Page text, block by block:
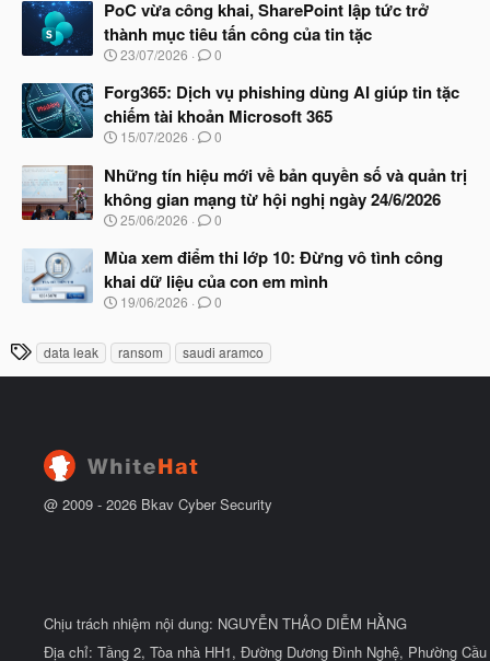
đ
ầ
u
à
b
ắ
đ
ầ
u
PoC vừa công khai, SharePoint lập tức trở
thành mục tiêu tấn công của tin tặc
N
à
b
ắ
đ
ầ
u
23/07/2026 0
Forg365: Dịch vụ phishing dùng AI giúp tin tặc
chiếm tài khoản Microsoft 365
N
à
y
b
ắ
đ
ầ
u
15/07/2026 0
Những tín hiệu mới về bản quyền số và quản trị
không gian mạng từ hội nghị ngày 24/6/2026
N
à
b
ắ
đ
ầ
u
25/06/2026 0
Mùa xem điểm thi lớp 10: Đừng vô tình công
khai dữ liệu của con em mình
N
y
u
19/06/2026 0
T
h
data leak ransom saudi aramco
@ 2009 - 2026 Bkav Cyber Security
Chịu trách nhiệm nội dung: NGUYỄN THẢO DIỄM HẰNG
Địa chỉ: Tầng 2, Tòa nhà HH1, Đường Dương Đình Nghệ, Phường